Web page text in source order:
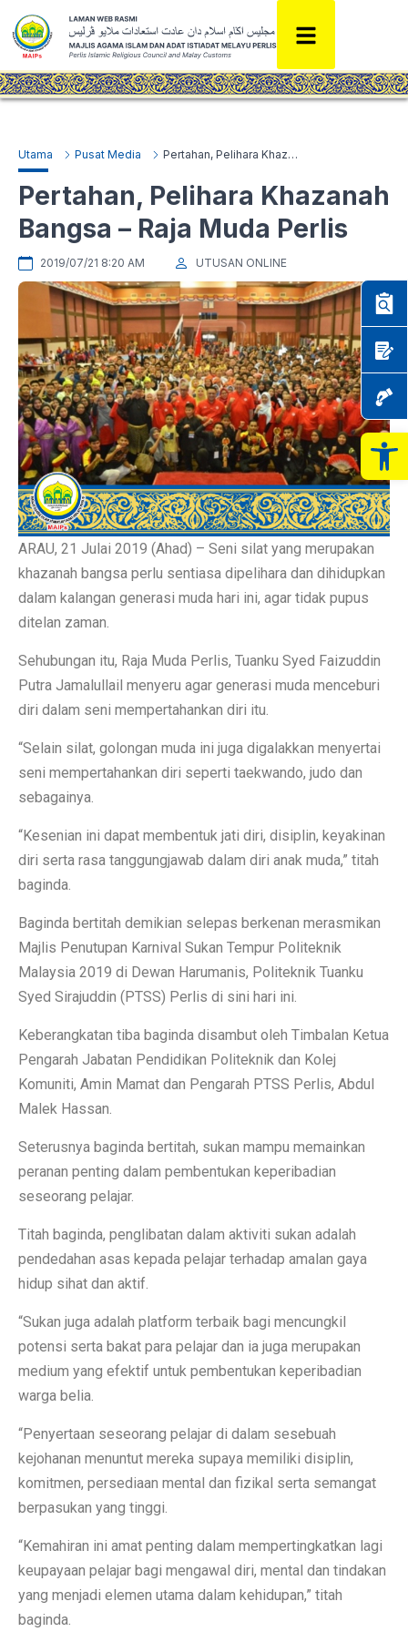
Utama Pusat Media Pertahan, Pelihara Khazanah Bangsa – Raja Muda Perlis
Pertahan, Pelihara Khazanah
Bangsa – Raja Muda Perlis
2019/07/21 8:20 AM UTUSAN ONLINE
ARAU, 21 Julai 2019 (Ahad) – Seni silat yang merupakan
khazanah bangsa perlu sentiasa dipelihara dan dihidupkan
dalam kalangan generasi muda hari ini, agar tidak pupus
ditelan zaman.
Sehubungan itu, Raja Muda Perlis, Tuanku Syed Faizuddin
Putra Jamalullail menyeru agar generasi muda menceburi
diri dalam seni mempertahankan diri itu.
“Selain silat, golongan muda ini juga digalakkan menyertai
seni mempertahankan diri seperti taekwando, judo dan
sebagainya.
“Kesenian ini dapat membentuk jati diri, disiplin, keyakinan
diri serta rasa tanggungjawab dalam diri anak muda,” titah
baginda.
Baginda bertitah demikian selepas berkenan merasmikan
Majlis Penutupan Karnival Sukan Tempur Politeknik
Malaysia 2019 di Dewan Harumanis, Politeknik Tuanku
Syed Sirajuddin (PTSS) Perlis di sini hari ini.
Keberangkatan tiba baginda disambut oleh Timbalan Ketua
Pengarah Jabatan Pendidikan Politeknik dan Kolej
Komuniti, Amin Mamat dan Pengarah PTSS Perlis, Abdul
Malek Hassan.
Seterusnya baginda bertitah, sukan mampu memainkan
peranan penting dalam pembentukan keperibadian
seseorang pelajar.
Titah baginda, penglibatan dalam aktiviti sukan adalah
pendedahan asas kepada pelajar terhadap amalan gaya
hidup sihat dan aktif.
“Sukan juga adalah platform terbaik bagi mencungkil
potensi serta bakat para pelajar dan ia juga merupakan
medium yang efektif untuk pembentukan keperibadian
warga belia.
“Penyertaan seseorang pelajar di dalam sesebuah
kejohanan menuntut mereka supaya memiliki disiplin,
komitmen, persediaan mental dan fizikal serta semangat
berpasukan yang tinggi.
“Kemahiran ini amat penting dalam mempertingkatkan lagi
keupayaan pelajar bagi mengawal diri, mental dan tindakan
yang menjadi elemen utama dalam kehidupan,” titah
baginda.